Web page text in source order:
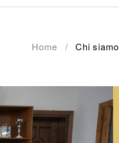
Home / Chi siamo